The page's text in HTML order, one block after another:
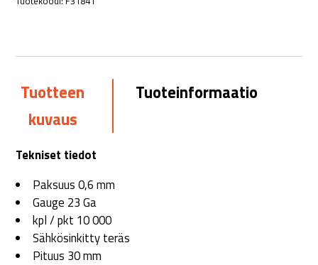
Tuotteen
kuvaus
Tuoteinformaatio
Tekniset tiedot
Paksuus 0,6 mm
Gauge 23 Ga
kpl / pkt 10 000
Sähkösinkitty teräs
Pituus 30 mm